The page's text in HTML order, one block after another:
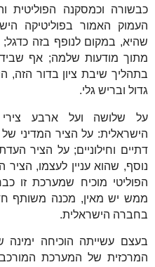
כבשורה וכמסקנה הפוליטית
העמוק האמור בפוליטיקה
שהיא, במקום לנופף בזה כדגל;
מתוך מודעות שלמה; אף
בתהליך שיבת ציון בדור הזה,
גדול ובריש גלי.
על שלושה ועל ארבע צירי
הישראלית: על הציר המדיני
דתיים וחילוניים; על הציר
נוסף, שהוא עניין לעצמו, הציר
הפוליטי מוכיח שמערכת זו
ממש יש מאין, מכנה משותף
בחברה הישראלית.
בעצם עשייתה הוכיחה ימינה
המרכזית של המערכת